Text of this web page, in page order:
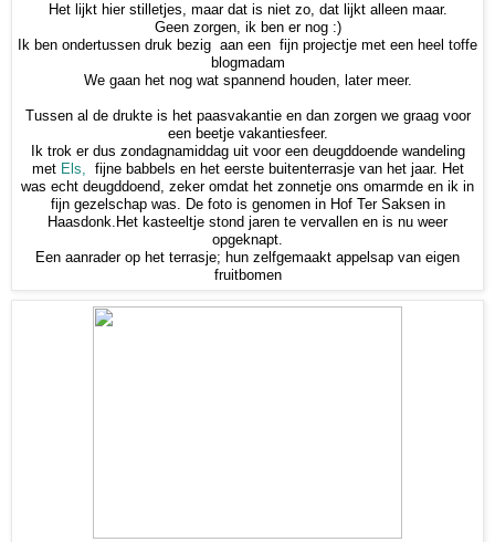
Het lijkt hier stilletjes, maar dat is niet zo, dat lijkt alleen maar.
Geen zorgen, ik ben er nog :)
Ik ben ondertussen druk bezig aan een fijn projectje met een heel toffe
blogmadam
We gaan het nog wat spannend houden, later meer.
Tussen al de drukte is het paasvakantie en dan zorgen we graag voor
een beetje vakantiesfeer.
Ik trok er dus zondagnamiddag uit voor een deugddoende wandeling
met Els,
fijne babbels en het eerste buitenterrasje van het jaar. Het
was echt deugddoend, zeker omdat het zonnetje ons omarmde en ik in
fijn gezelschap was. De foto is genomen in Hof Ter Saksen in
Haasdonk.Het kasteeltje stond jaren te vervallen en is nu weer
opgeknapt.
Een aanrader op het terrasje; hun zelfgemaakt appelsap van eigen
fruitbomen